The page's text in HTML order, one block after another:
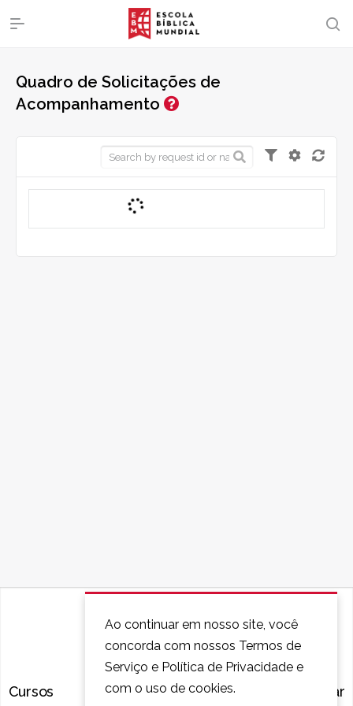
Quadro de Solicitações de
Acompanhamento
Cursos Perguntas Frequentes Contatar
Ao continuar em nosso site, você
concorda com nossos Termos de
Serviço e Política de Privacidade e
com o uso de cookies.